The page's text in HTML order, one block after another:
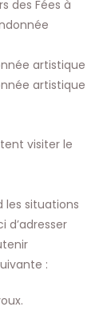
visiter le
les situations
d’adresser
: